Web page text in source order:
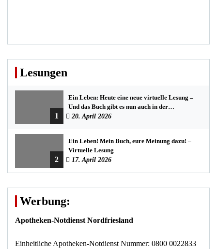
Lesungen
1
Ein Leben: Heute eine neue virtuelle Lesung –
Und das Buch gibt es nun auch in der
Bredstedter Stadtbuchhandlung
20. April 2026
2
Ein Leben! Mein Buch, eure Meinung dazu! –
Virtuelle Lesung
17. April 2026
Werbung:
Apotheken-Notdienst Nordfriesland
Einheitliche Apotheken-Notdienst Nummer: 0800 0022833